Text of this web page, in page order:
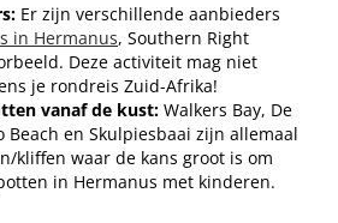
Er zijn verschillende aanbieders
in Hermanus, Southern Right
Deze activiteit mag niet
je rondreis Zuid-Afrika!
vanaf de kust: Walkers Bay, De
Beach en Skulpiesbaai zijn allemaal
kliffen waar de kans groot is om
in Hermanus met kinderen.